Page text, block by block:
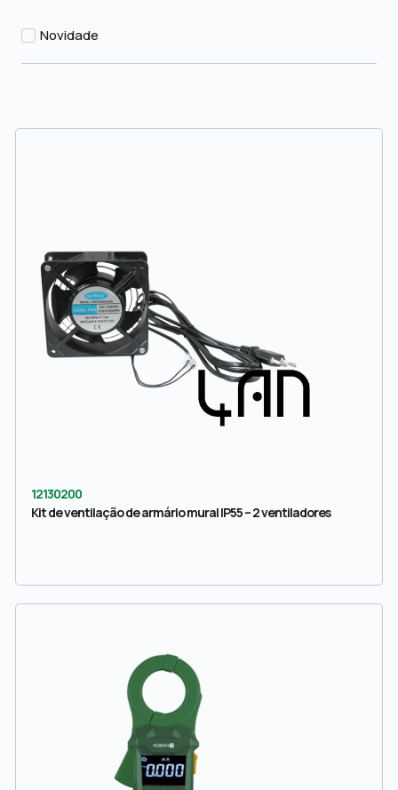
Novidade
12130200
Kit de ventilação de armário mural IP55 – 2 ventiladores